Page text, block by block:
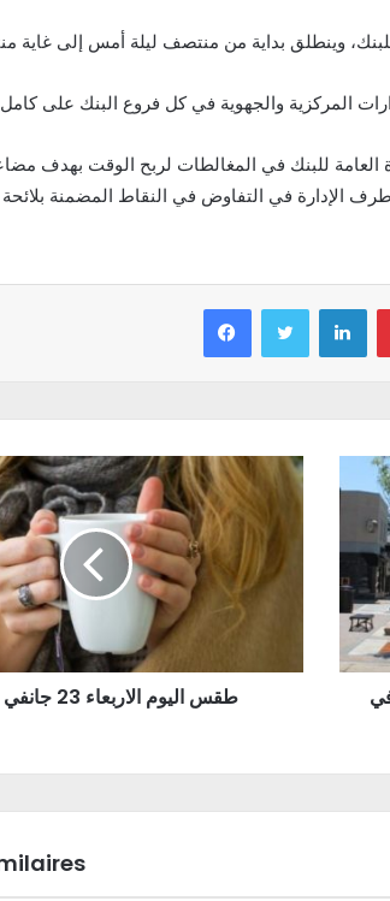
العامة للبنك في المغالطات لربح الوقت بهدف
Facebook Twitter Linkedin
طقس اليوم الاربعاء 23 جانفي 2019